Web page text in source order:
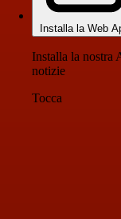
Installa la Web
Installa la nostra
notizie
Tocca